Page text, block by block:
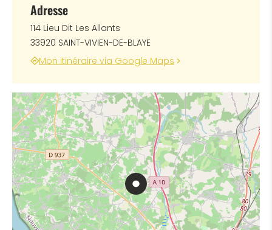
Adresse
114 Lieu Dit Les Allants
33920 SAINT-VIVIEN-DE-BLAYE
Mon itinéraire via Google Maps